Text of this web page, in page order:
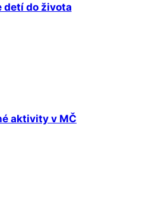
detí do života
aktivity v MČ